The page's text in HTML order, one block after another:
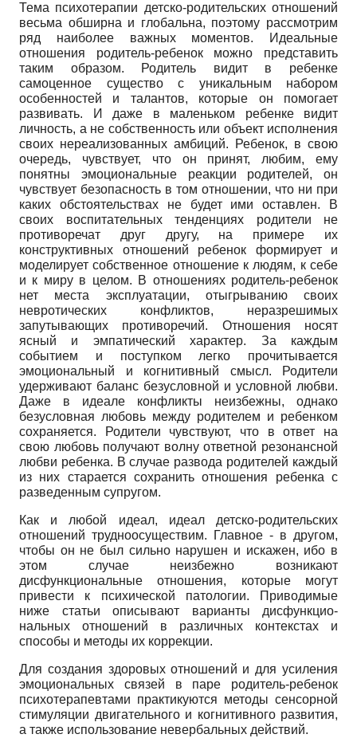
Тема психотерапии детско-родительских отношений
весьма обширна и глобальна, поэтому рассмотрим
ряд наиболее важных моментов. Идеальные
отношения родитель-ребенок можно представить
таким образом. Родитель видит в ребенке
самоценное существо с уникальным набором
особенностей и талантов, которые он помогает
развивать. И даже в маленьком ребенке видит
личность, а не собственность или объект исполнения
своих нереализованных амбиций. Ребенок, в свою
очередь, чувствует, что он принят, любим, ему
понятны эмоциональные реакции родителей, он
чувствует безопасность в том отношении, что ни при
каких обстоятельствах не будет ими оставлен. В
своих воспитательных тенденциях родители не
противоречат друг другу, на примере их
конструктивных отношений ребенок формирует и
моделирует собственное отношение к людям, к себе
и к миру в целом. В отношениях родитель-ребенок
нет места эксплуатации, отыгрыванию своих
невротических конфликтов, неразрешимых
запутывающих противоречий. Отношения носят
ясный и эмпа­тический характер. За каждым
событием и поступком легко прочитывается
эмоциональный и когнитивный смысл. Родители
удерживают баланс безусловной и условной любви.
Даже в идеале конфликты неизбежны, однако
безусловная любовь между родителем и ребенком
сохраняется. Родители чувствуют, что в ответ на
свою любовь получают волну ответной резонансной
любви ребенка. В случае развода родителей каждый
из них старается сохранить отношения ребенка с
разведенным супругом.
Как и любой идеал, идеал детско-родительских
отношений трудноосуществим. Главное - в другом,
чтобы он не был сильно нарушен и искажен, ибо в
этом случае неизбежно возникают
дисфункциональные отношения, которые могут
привести к психической патологии. Приводимые
ниже статьи описывают варианты дисфункцио­
нальных отношений в различных контекс­тах и
способы и методы их коррекции.
Для создания здоровых отношений и для усиления
эмоциональных связей в паре родитель-ребенок
психотерапевтами практикуются методы сенсорной
стимуляции двигательного и когнитивного развития,
а также использование невербальных действий.